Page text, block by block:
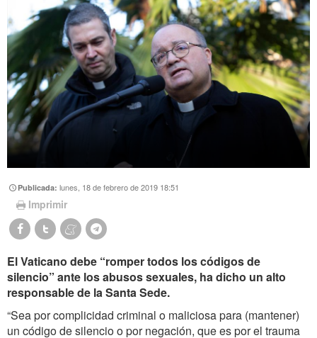
Instagram como: hispan_tv
Publicada:lunes, 18 de febrero de 2019 18:51
Imprimir
El Vaticano debe “romper todos los códigos de
silencio” ante los abusos sexuales, ha dicho un alto
responsable de la Santa Sede.
“Sea por complicidad criminal o maliciosa para (mantener)
un código de silencio o por negación, que es por el trauma